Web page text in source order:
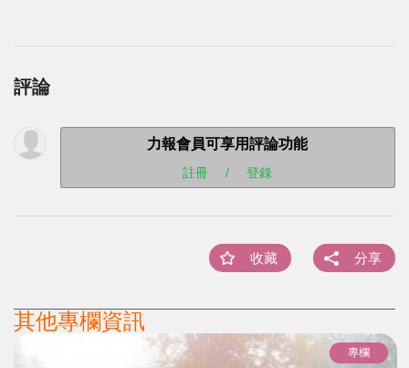
評論
力報會員可享用評論功能
註冊 / 登錄
收藏 分享
其他專欄資訊
專欄